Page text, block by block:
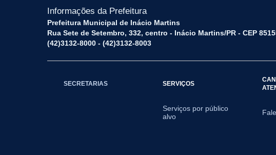
Informações da Prefeitura
Prefeitura Municipal de Inácio Martins
Rua Sete de Setembro, 332, centro - Inácio Martins/PR - CEP
(42)3132-8000 - (42)3132-8003
SECRETARIAS SERVIÇOS
Serviços por público
alvo